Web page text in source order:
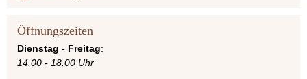
Öffnungszeiten
Dienstag - Freitag:
14.00 - 18.00 Uhr